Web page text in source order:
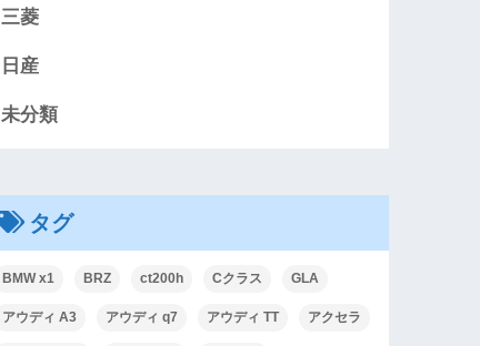
三菱
日産
未分類
タグ
BMW x1 BRZ ct200h Cクラス GLA
アウディ A3 アウディ q7 アウディ TT アクセラ